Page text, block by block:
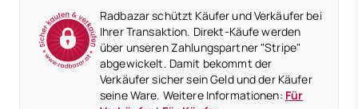
Radbazar schützt Käufer und Verkäufer bei
Ihrer Transaktion. Direkt-Käufe werden
über unseren Zahlungspartner "Stripe"
abgewickelt. Damit bekommt der
Verkäufer sicher sein Geld und der Käufer
seine Ware. Weitere Informationen: Für